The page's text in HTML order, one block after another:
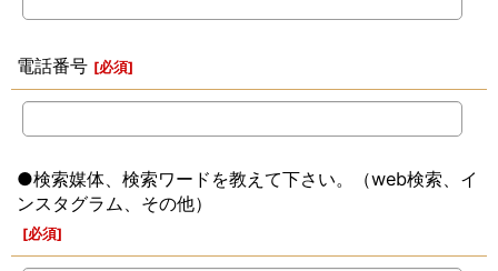
電話番号 [必須]
●検索媒体、検索ワードを教えて下さい。（web検索、イ
ンスタグラム、その他）
[必須]